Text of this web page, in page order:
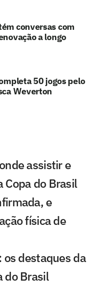
conversas com
a longo
50 jogos pelo
Weverton
assistir e
Copa do Brasil
e
física de
destaques da
do Brasil